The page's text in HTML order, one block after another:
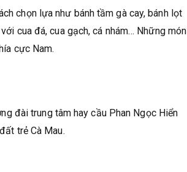
chọn lựa như bánh tầm gà cay, bánh lọt
cua đá, cua gạch, cá nhám… Những món
cực Nam.
đài trung tâm hay cầu Phan Ngọc Hiển
trẻ Cà Mau.